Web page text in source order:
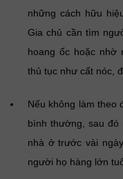
những cách hữu
Gia chủ cần tìm
hoang ốc hoặc
thủ tục như cất nóc,
Nếu không làm theo
bình thường, sau đó
nhà ở trước vài
người họ hàng lớn